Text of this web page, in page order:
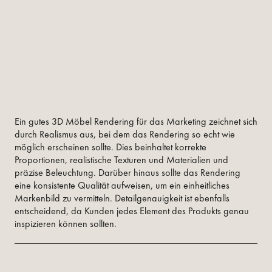
Ein gutes 3D Möbel Rendering für das Marketing zeichnet sich
durch Realismus aus, bei dem das Rendering so echt wie
möglich erscheinen sollte. Dies beinhaltet korrekte
Proportionen, realistische Texturen und Materialien und
präzise Beleuchtung. Darüber hinaus sollte das Rendering
eine konsistente Qualität aufweisen, um ein einheitliches
Markenbild zu vermitteln. Detailgenauigkeit ist ebenfalls
entscheidend, da Kunden jedes Element des Produkts genau
inspizieren können sollten.